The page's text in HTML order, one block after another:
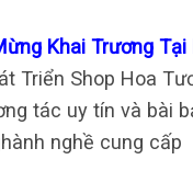
Khai Trương Tại
Triển Shop Hoa
tác uy tín và bài
nghề cung cấp